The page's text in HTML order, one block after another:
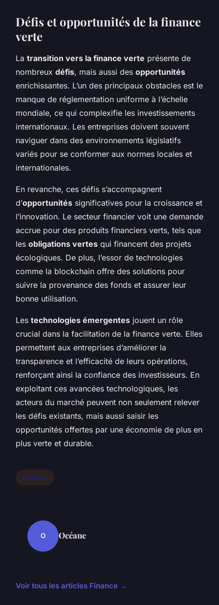
Défis et opportunités de la finance
verte
La transition vers la finance verte présente de
nombreux défis, mais aussi des opportunités
enrichissantes. L’un des principaux obstacles est le
manque de réglementation uniforme à l’échelle
mondiale, ce qui complexifie les investissements
internationaux. Les entreprises doivent souvent
naviguer dans des environnements législatifs
variés pour se conformer aux normes locales et
internationales.
En revanche, ces défis s’accompagnent
d’opportunités significatives pour la croissance et
l’innovation. Le secteur financier voit une demande
accrue pour des produits financiers verts, tels que
les obligations vertes qui financent des projets
écologiques. De plus, l’essor de technologies
comme la blockchain offre des solutions pour
suivre la provenance des fonds et assurer leur
bonne utilisation.
Les technologies émergentes jouent un rôle
crucial dans la facilitation de la finance verte. Elles
permettent aux entreprises d’améliorer la
transparence et l’efficacité de leurs opérations,
renforçant ainsi la confiance des investisseurs. En
exploitant ces avancées technologiques, les
acteurs du marché peuvent non seulement relever
les défis existants, mais aussi saisir les
opportunités offertes par une économie de plus en
plus verte et durable.
Finance
O Océane
Voir tous les articles Finance →